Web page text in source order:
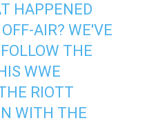
HAPPENED
AIR? WE'VE
THE
WWE
RIOTT
WITH THE